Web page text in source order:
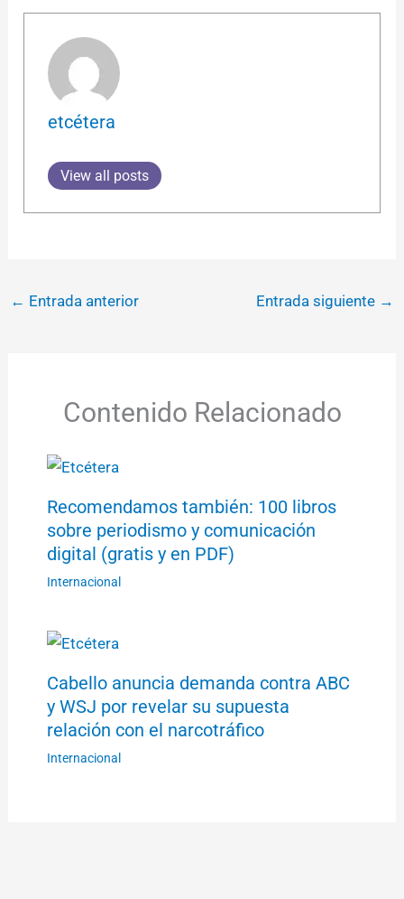
etcétera
View all posts
← Entrada anterior Entrada siguiente →
Contenido Relacionado
Recomendamos también: 100 libros
sobre periodismo y comunicación
digital (gratis y en PDF)
Internacional
Cabello anuncia demanda contra ABC
y WSJ por revelar su supuesta
relación con el narcotráfico
Internacional